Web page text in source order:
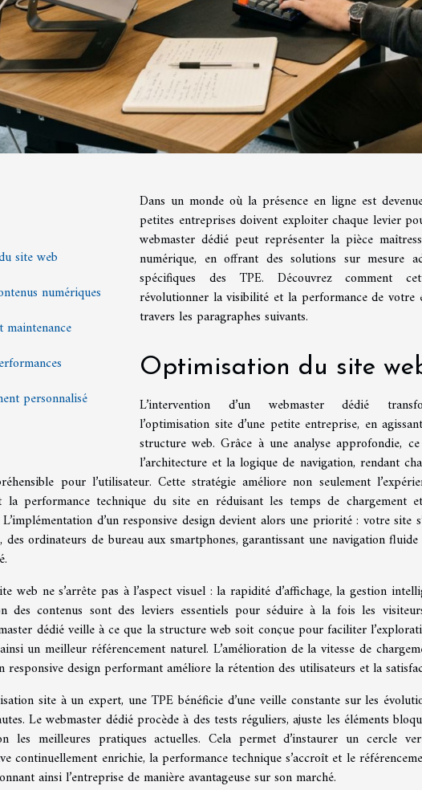
site web
numériques
maintenance
personnalisé
Dans un monde où la présence en ligne est
petites entreprises doivent exploiter chaque levier
webmaster dédié peut représenter la pièce
numérique, en offrant des solutions sur mesure
spécifiques des TPE. Découvrez comment
révolutionner la visibilité et la performance de votre
travers les paragraphes suivants.
Optimisation du site
L’intervention d’un webmaster dédié
l’optimisation site d’une petite entreprise, en
structure web. Grâce à une analyse approfondie,
l’architecture et la logique de navigation, rendant
pour l’utilisateur. Cette stratégie améliore non seulement
la performance technique du site en réduisant les temps de chargement
d’un responsive design devient alors une priorité : votre site
ordinateurs de bureau aux smartphones, garantissant une navigation
web ne s’arrête pas à l’aspect visuel : la rapidité d’affichage, la gestion
des contenus sont des leviers essentiels pour séduire à la fois les
dédié veille à ce que la structure web soit conçue pour faciliter
un meilleur référencement naturel. L’amélioration de la vitesse de
responsive design performant améliore la rétention des utilisateurs et la
site à un expert, une TPE bénéficie d’une veille constante sur les
Le webmaster dédié procède à des tests réguliers, ajuste les éléments
les meilleures pratiques actuelles. Cela permet d’instaurer un cercle
continuellement enrichie, la performance technique s’accroît et le
ainsi l’entreprise de manière avantageuse sur son marché.